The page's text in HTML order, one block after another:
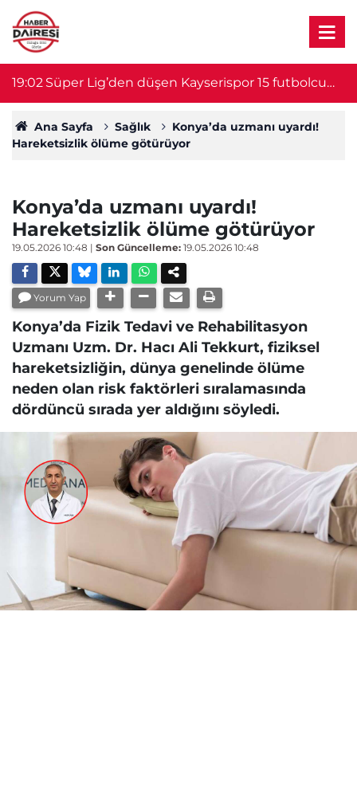
19:02 Süper Lig’den düşen Kayserispor 15 futbolcu
birden aldı
Ana Sayfa Sağlık
Konya’da uzmanı uyardı!
Hareketsizlik ölüme götürüyor
Konya’da uzmanı uyardı!
Hareketsizlik ölüme götürüyor
19.05.2026 10:48 | Son Güncelleme: 19.05.2026 10:48
Yorum Yap
Konya’da Fizik Tedavi ve Rehabilitasyon
Uzmanı Uzm. Dr. Hacı Ali Tekkurt, fiziksel
hareketsizliğin, dünya genelinde ölüme
neden olan risk faktörleri sıralamasında
dördüncü sırada yer aldığını söyledi.